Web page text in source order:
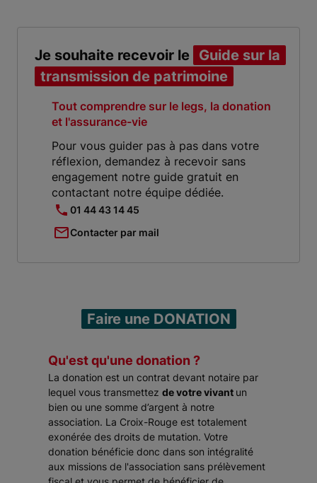
Je souhaite recevoir le
Guide sur la
transmission de patrimoine
Tout comprendre sur le legs, la donation
et l'assurance-vie
Pour vous guider pas à pas dans votre
réflexion, demandez à recevoir sans
engagement notre guide gratuit en
contactant notre équipe dédiée.
01 44 43 14 45
Contacter par mail
Faire une DONATION
Qu'est qu'une donation ?
La donation est un contrat devant notaire par
lequel vous transmettez de votre vivant un
bien ou une somme d’argent à notre
association. La Croix-Rouge est totalement
exonérée des droits de mutation. Votre
donation bénéficie donc dans son intégralité
aux missions de l'association sans prélèvement